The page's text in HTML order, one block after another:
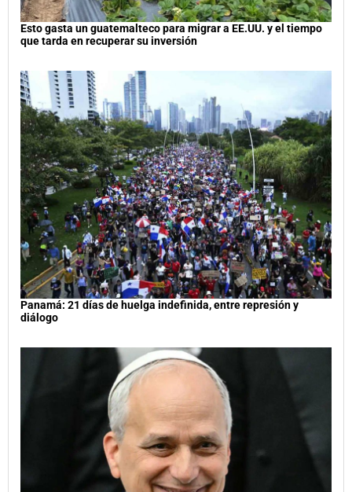
Esto gasta un guatemalteco para migrar a EE.UU. y el tiempo
que tarda en recuperar su inversión
Panamá: 21 días de huelga indefinida, entre represión y
diálogo